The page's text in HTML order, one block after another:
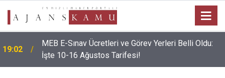
19:02
MEB E-Sınav Ücretleri ve Görev Yerleri Belli Oldu:
İşte 10-16 Ağustos Tarifesi!